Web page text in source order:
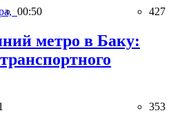
00:50 427
метро в Баку:
353